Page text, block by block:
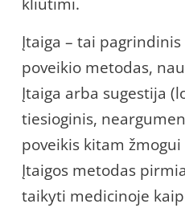
Įtaiga – tai
poveikio metodas,
Įtaiga arba sugestija
tiesioginis,
poveikis kitam
Įtaigos metodas
taikyti medicinoje